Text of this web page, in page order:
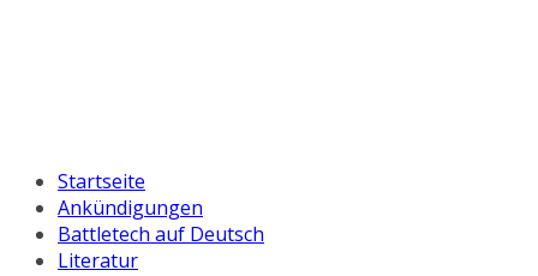
Startseite
Ankündigungen
Battletech auf Deutsch
Literatur